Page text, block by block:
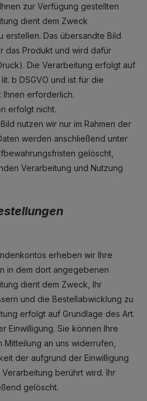
zur Verfügung gestellten
dient dem Zweck
erstellen. Das übersandte Bild
das Produkt und wird dafür
Die Verarbeitung erfolgt auf
b DSGVO und ist für die
Ihnen erforderlich.
erfolgt nicht.
nutzen wir nur im Rahmen der
werden anschließend unter
gelöscht,
Verarbeitung und Nutzung
erheben wir Ihre
in dem dort angegebenen
dient dem Zweck, Ihr
und die Bestellabwicklung zu
erfolgt auf Grundlage des Art.
Einwilligung. Sie können Ihre
an uns widerrufen,
der aufgrund der Einwilligung
berührt wird. Ihr
gelöscht.